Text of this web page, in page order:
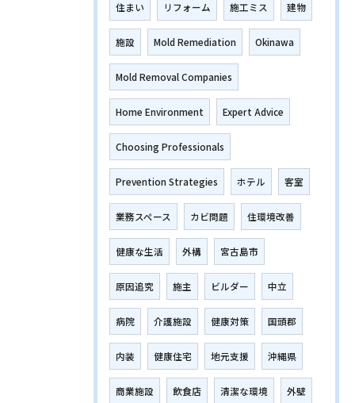
住まい リフォーム 施工ミス 建物
施設 Mold Remediation Okinawa
Mold Removal Companies
Home Environment Expert Advice
Choosing Professionals
Prevention Strategies ホテル 客室
業務スペース カビ問題 住環境改善
健康な生活 外構 宮古島市
原因追究 施主 ビルダー 中立
病院 介護施設 健康対策 国頭郡
内装 健康住宅 地元支援 沖縄県
商業施設 飲食店 清潔な環境 外壁